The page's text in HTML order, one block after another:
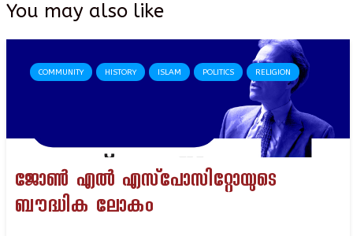
You may also like
COMMUNITY HISTORY ISLAM POLITICS RELIGION
ജോൺ എൽ എസ്‌പോസിറ്റോയുടെ
ബൗദ്ധിക ലോകം